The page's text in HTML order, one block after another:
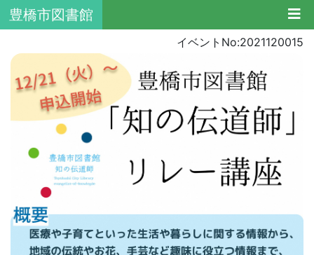
豊橋市図書館
イベントNo:2021120015